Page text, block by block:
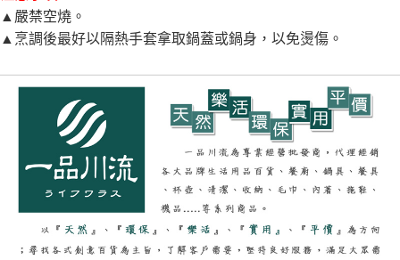
▲嚴禁空燒。
▲烹調後最好以隔熱手套拿取鍋蓋或鍋身，以免燙傷。